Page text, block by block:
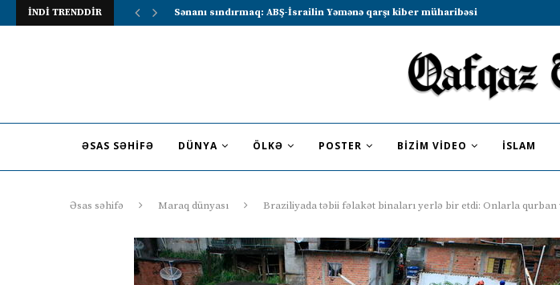
İNDİ TRENDDİR Lavrov Suriya prezidentini Rusiya–Ərəb sammitində iştirak etməyə dəvət...
ƏSAS SƏHIFƏ DÜNYA ÖLKƏ POSTER BIZIM VIDEO İSLAM
Əsas səhifə Maraq dünyası Braziliyada təbii fəlakət binaları yerlə bir etdi: Onlarla qurban